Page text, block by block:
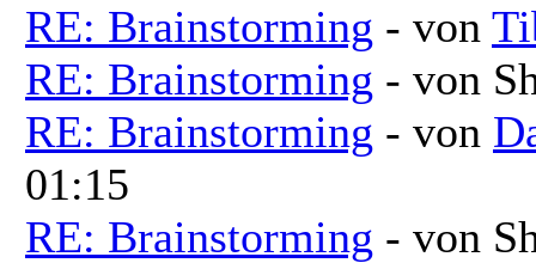
RE: Brainstorming - von
RE: Brainstorming - von
RE: Brainstorming - von
01:15
RE: Brainstorming - von